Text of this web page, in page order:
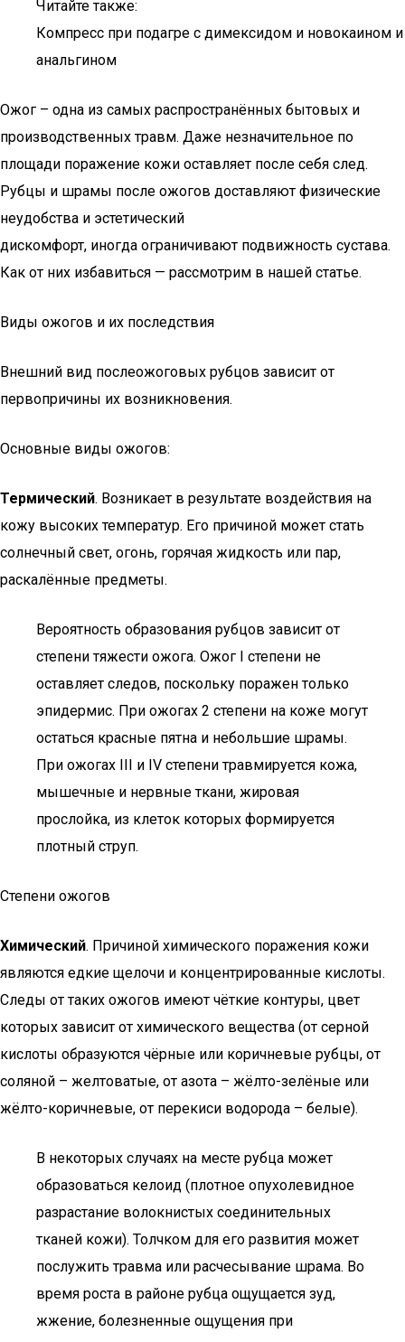
Читайте также:
Компресс при подагре с димексидом и новокаином и
анальгином
Ожог – одна из самых распространённых бытовых и
производственных травм. Даже незначительное по
площади поражение кожи оставляет после себя след.
Рубцы и шрамы после ожогов доставляют физические
неудобства и эстетический
дискомфорт, иногда ограничивают подвижность сустава.
Как от них избавиться — рассмотрим в нашей статье.
Виды ожогов и их последствия
Внешний вид послеожоговых рубцов зависит от
первопричины их возникновения.
Основные виды ожогов:
Термический. Возникает в результате воздействия на
кожу высоких температур. Его причиной может стать
солнечный свет, огонь, горячая жидкость или пар,
раскалённые предметы.
Вероятность образования рубцов зависит от
степени тяжести ожога. Ожог I степени не
оставляет следов, поскольку поражен только
эпидермис. При ожогах 2 степени на коже могут
остаться красные пятна и небольшие шрамы.
При ожогах III и IV степени травмируется кожа,
мышечные и нервные ткани, жировая
прослойка, из клеток которых формируется
плотный струп.
Степени ожогов
Химический. Причиной химического поражения кожи
являются едкие щелочи и концентрированные кислоты.
Следы от таких ожогов имеют чёткие контуры, цвет
которых зависит от химического вещества (от серной
кислоты образуются чёрные или коричневые рубцы, от
соляной – желтоватые, от азота – жёлто-зелёные или
жёлто-коричневые, от перекиси водорода – белые).
В некоторых случаях на месте рубца может
образоваться келоид (плотное опухолевидное
разрастание волокнистых соединительных
тканей кожи). Толчком для его развития может
послужить травма или расчесывание шрама. Во
время роста в районе рубца ощущается зуд,
жжение, болезненные ощущения при